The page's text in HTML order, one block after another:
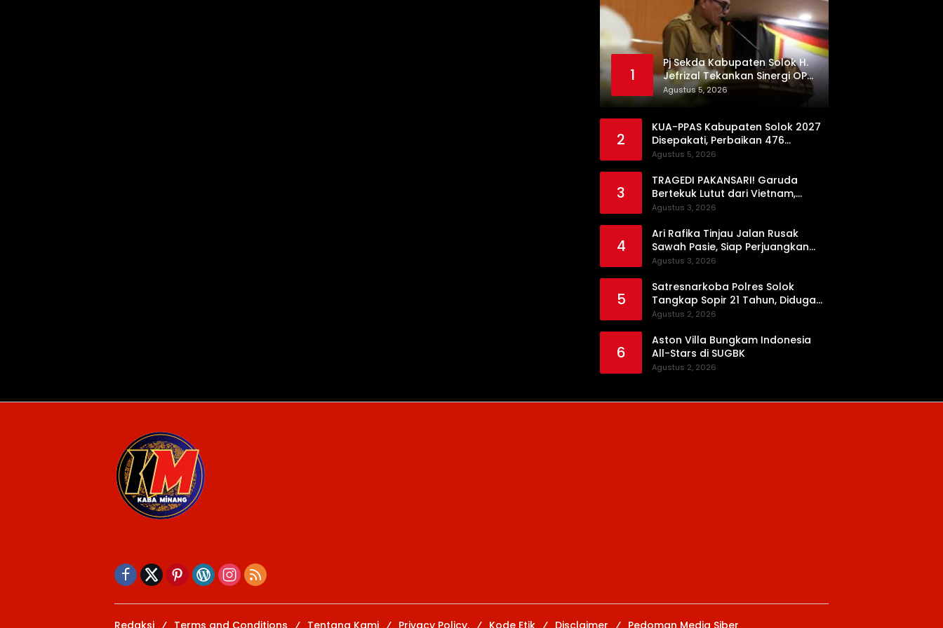
1
Pj Sekda Kabupaten Solok H.
Jefrizal Tekankan Sinergi OPD
demi Percepatan
Pembangunan Daerah
Agustus 5, 2026
2
KUA-PPAS Kabupaten Solok 2027
Disepakati, Perbaikan 476
Kilometer Jalan Rusak Jadi
Agustus 5, 2026
3
TRAGEDI PAKANSARI! Garuda
Bertekuk Lutut dari Vietnam,
Langkah ke Semifinal Kini di Ujung
Agustus 3, 2026
4
Ari Rafika Tinjau Jalan Rusak
Sawah Pasie, Siap Perjuangkan
Perbaikannya di DPRD
Agustus 3, 2026
5
Satresnarkoba Polres Solok
Tangkap Sopir 21 Tahun, Diduga
Kuasai Satu Paket Sabu di Kubung
Agustus 2, 2026
6
Aston Villa Bungkam Indonesia
All-Stars di SUGBK
Agustus 2, 2026